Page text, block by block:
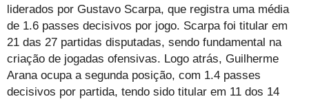
liderados por Gustavo Scarpa, que registra uma média
de 1.6 passes decisivos por jogo. Scarpa foi titular em
21 das 27 partidas disputadas, sendo fundamental na
criação de jogadas ofensivas. Logo atrás, Guilherme
Arana ocupa a segunda posição, com 1.4 passes
decisivos por partida, tendo sido titular em 11 dos 14